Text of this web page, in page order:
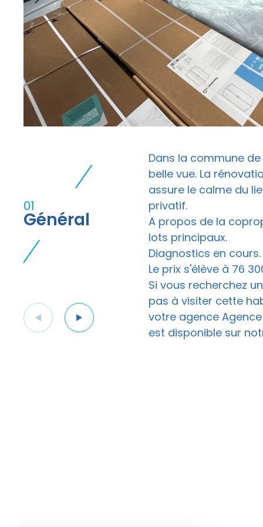
01
Général
Dans la commune
belle vue. La
assure le calme du
privatif.
A propos de la
lots principaux.
Diagnostics en cours.
Le prix s'élève à 76
Si vous recherchez
pas à visiter cette
votre agence
est disponible sur